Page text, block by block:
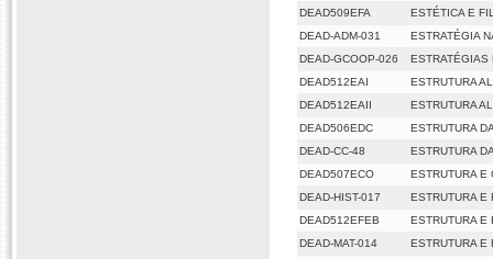
DEAD509EFA
ESTÉTICA E
DEAD-ADM-031
ESTRATÉGIA
DEAD-GCOOP-026
ESTRATÉGIAS
DEAD512EAI
ESTRUTURA
DEAD512EAII
ESTRUTURA
DEAD506EDC
ESTRUTURA
DEAD-CC-48
ESTRUTURA
DEAD507ECO
ESTRUTURA E
DEAD-HIST-017
ESTRUTURA E
DEAD512EFEB
ESTRUTURA E
DEAD-MAT-014
ESTRUTURA E